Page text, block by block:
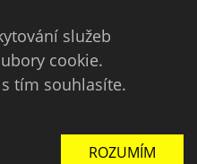
služeb
cookie.
tím souhlasíte.
ROZUMÍM